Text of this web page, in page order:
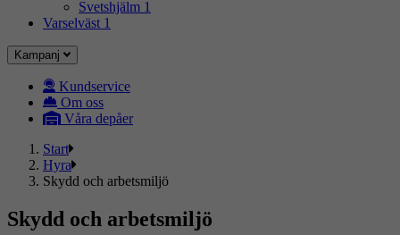
Svetshjälm 1
Varselväst 1
Kampanj
Kundservice
Om oss
Våra depåer
Start
Hyra
Skydd och arbetsmiljö
Skydd och arbetsmiljö